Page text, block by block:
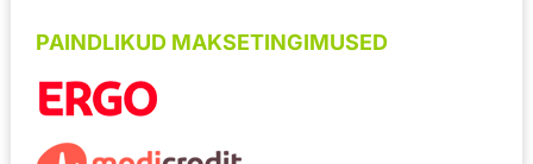
PAINDLIKUD MAKSETINGIMUSED